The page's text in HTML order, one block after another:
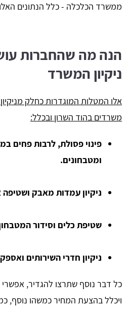
ממשרד הכלכלה - כלל הנתונים
הנה מה שהחברות
ניקיון המשרד
אלו המטלות המוגדרות כחלק
משרדים בהוד השרון ובכלל:
פינוי פסולת, לרבות פחים
ומטבחונים.
ניקיון עמדות מאבק
שטיפת כלים וסידור
ניקיון חדרי השירותים
כל דבר נוסף שתרצו להגדיר, אפשרי
ויכלל בהצעת המחיר כמשהו נוסף,